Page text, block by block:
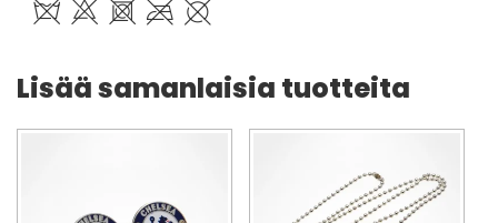
Lisää samanlaisia tuotteita